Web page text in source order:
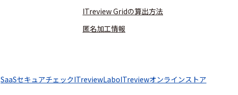
ITreview Gridの算出方法
匿名加工情報
SaaSセキュアチェックITreviewLaboITreviewオンラインストア